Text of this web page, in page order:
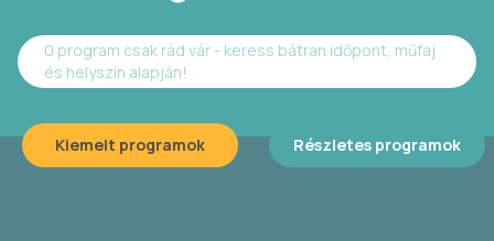
0 program csak rád vár - keress bátran időpont, műfaj
és helyszín alapján!
Kiemelt programok Részletes programok